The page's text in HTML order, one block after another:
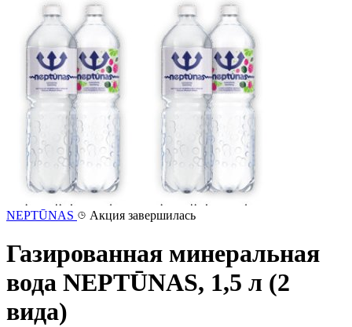
NEPTŪNAS Акция завершилась
Газированная минеральная
вода NEPTŪNAS, 1,5 л (2
вида)